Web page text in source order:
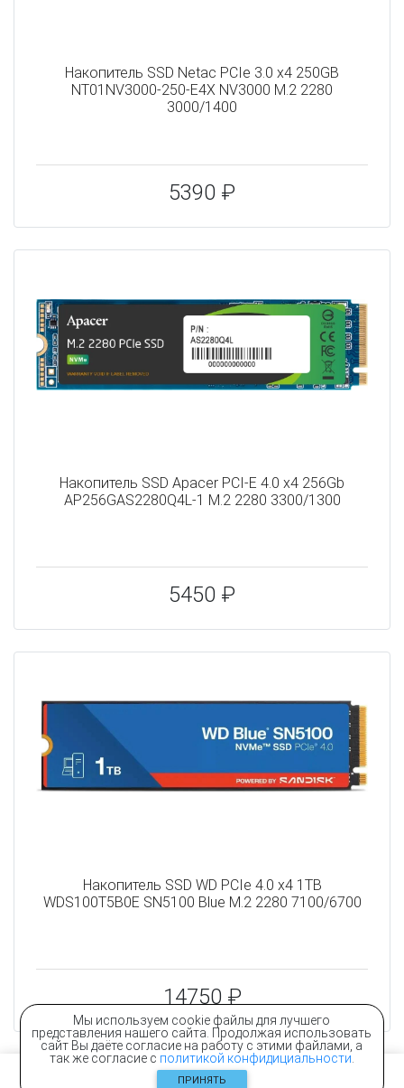
Мы используем cookie файлы для лучшего
представления нашего сайта. Продолжая использовать
сайт Вы даёте согласие на работу с этими файлами, а
так же согласие с политикой конфидициальности
ПРИНЯТЬ
Накопитель SSD Netac PCIe 3.0 x4 250GB
NT01NV3000-250-E4X NV3000 M.2 2280
3000/1400
5390 ₽
Накопитель SSD Apacer PCI-E 4.0 x4 256Gb
AP256GAS2280Q4L-1 M.2 2280 3300/1300
5450 ₽
Накопитель SSD WD PCIe 4.0 x4 1TB
WDS100T5B0E SN5100 Blue M.2 2280 7100/6700
14750 ₽